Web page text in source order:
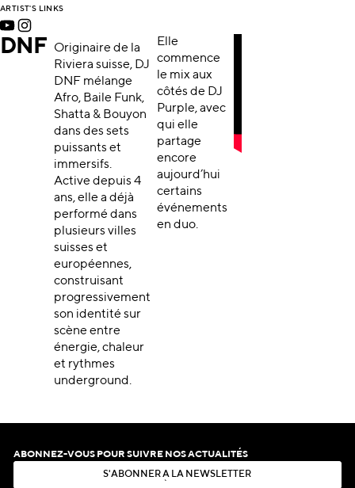
ARTIST'S LINKS
DNF
Originaire de la
Riviera suisse, DJ
DNF mélange
Afro, Baile Funk,
Shatta & Bouyon
dans des sets
puissants et
immersifs.
Active depuis 4
ans, elle a déjà
performé dans
plusieurs villes
suisses et
européennes,
construisant
progressivement
son identité sur
scène entre
énergie, chaleur
et rythmes
underground.
Elle
commence
le mix aux
côtés de DJ
Purple, avec
qui elle
partage
encore
aujourd’hui
certains
événements
en duo.
ABONNEZ-VOUS POUR SUIVRE NOS ACTUALITÉS
S'ABON N ER À LA N EWSLE ER